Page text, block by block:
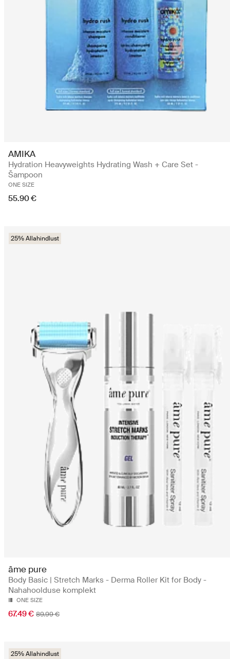
AMIKA
Hydration Heavyweights Hydrating Wash + Care Set -
Šampoon
ONE SIZE
55.90 €
25% Allahindlust
âme pure
Body Basic | Stretch Marks - Derma Roller Kit for Body -
Nahahoolduse komplekt
ONE SIZE
67.49 € 89.99 €
25% Allahindlust